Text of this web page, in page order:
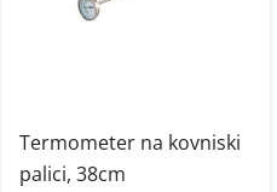
Termometer na kovniski
palici, 38cm